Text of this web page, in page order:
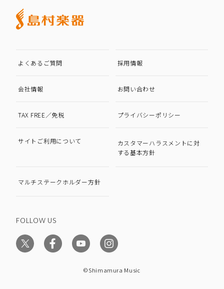
よくあるご質問 採用情報
会社情報 お問い合わせ
TAX FREE／免税 プライバシーポリシー
サイトご利用について
カスタマーハラスメントに対
する基本方針
マルチステークホルダー方針
FOLLOW US
©Shimamura Music